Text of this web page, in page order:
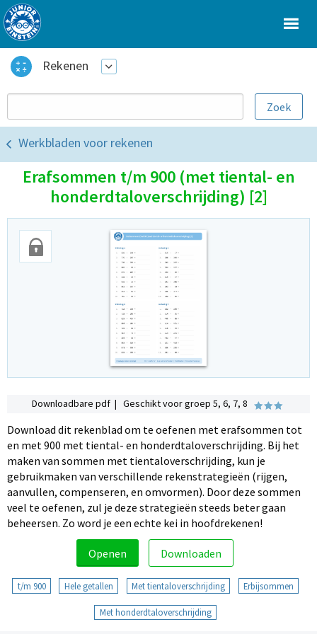
Rekenen
Werkbladen voor rekenen
Erafsommen t/m 900 (met tiental- en
honderdtaloverschrijding) [2]
Downloadbare pdf | Geschikt voor groep 5, 6, 7, 8
Download dit rekenblad om te oefenen met erafsommen tot
en met 900 met tiental- en honderdtaloverschrijding. Bij het
maken van sommen met tientaloverschrijding, kun je
gebruikmaken van verschillende rekenstrategieën (rijgen,
aanvullen, compenseren, en omvormen). Door deze sommen
veel te oefenen, zul je deze strategieën steeds beter gaan
beheersen. Zo word je een echte kei in hoofdrekenen!
Openen Downloaden
t/m 900 Hele getallen Met tientaloverschrijding Erbijsommen
Met honderdtaloverschrijding